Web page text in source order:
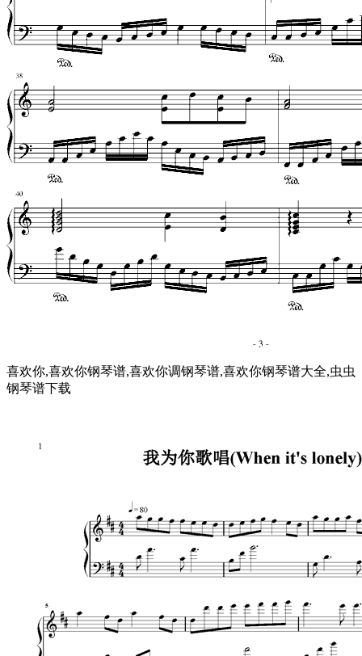
喜欢你,喜欢你钢琴谱,喜欢你调钢琴谱,喜欢你钢琴谱大全,虫虫
钢琴谱下载